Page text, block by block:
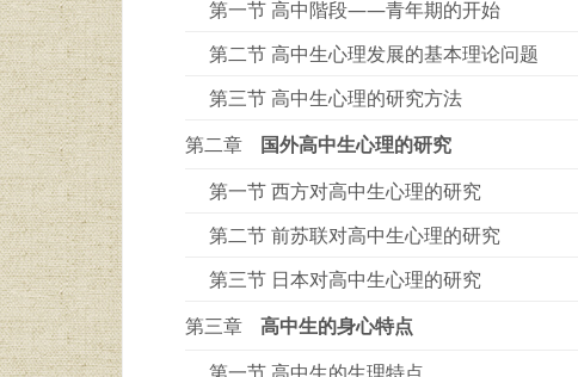
第一节 高中階段——青年期的开始
第二节 高中生心理发展的基本理论问题
第三节 高中生心理的研究方法
第二章
国外高中生心理的研究
第一节 西方对高中生心理的研究
第二节 前苏联对高中生心理的研究
第三节 日本对高中生心理的研究
第三章
高中生的身心特点